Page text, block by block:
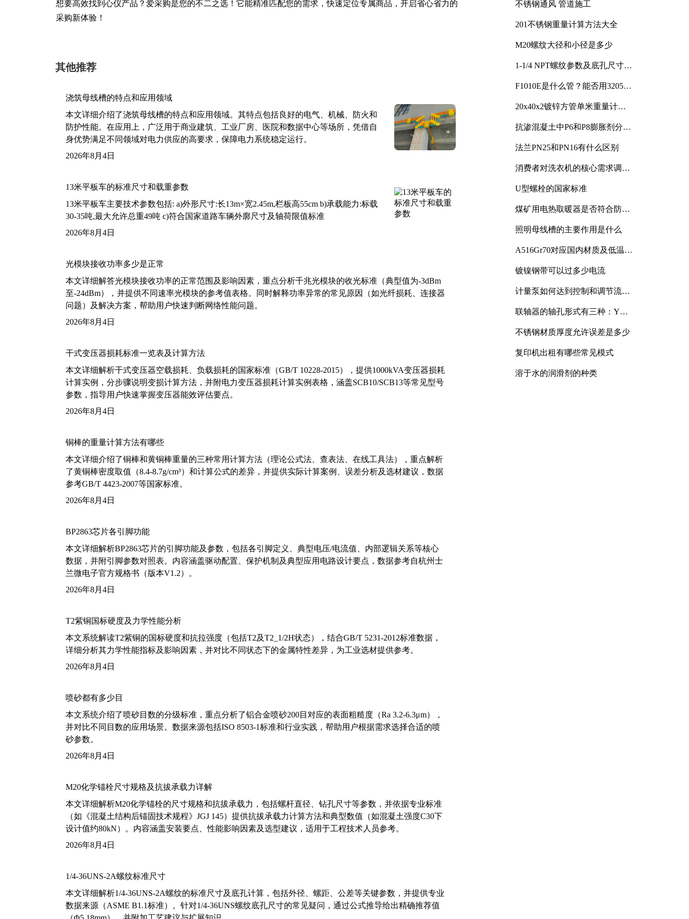
想要高效找到心仪产品？爱采购是您的不二之选！它能精准匹配您的需求，快速定位专属商品，开启省心省力的
采购新体验！
其他推荐
浇筑母线槽的特点和应用领域
本文详细介绍了浇筑母线槽的特点和应用领域。其特点包括良好的电气、机械、防火和
防护性能。在应用上，广泛用于商业建筑、工业厂房、医院和数据中心等场所，凭借自
身优势满足不同领域对电力供应的高要求，保障电力系统稳定运行。
2026年8月4日
13米平板车的标准尺寸和载重参数
13米平板车主要技术参数包括: a)外形尺寸:长13m×宽2.45m,栏板高55cm b)承载能力:标载
30-35吨,最大允许总重49吨 c)符合国家道路车辆外廓尺寸及轴荷限值标准
2026年8月4日
光模块接收功率多少是正常
本文详细解答光模块接收功率的正常范围及影响因素，重点分析千兆光模块的收光标准（典型值为-3dBm
至-24dBm），并提供不同速率光模块的参考值表格。同时解释功率异常的常见原因（如光纤损耗、连接器
问题）及解决方案，帮助用户快速判断网络性能问题。
2026年8月4日
干式变压器损耗标准一览表及计算方法
本文详细解析干式变压器空载损耗、负载损耗的国家标准（GB/T 10228-2015），提供1000kVA变压器损耗
计算实例，分步骤说明变损计算方法，并附电力变压器损耗计算实例表格，涵盖SCB10/SCB13等常见型号
参数，指导用户快速掌握变压器能效评估要点。
2026年8月4日
铜棒的重量计算方法有哪些
本文详细介绍了铜棒和黄铜棒重量的三种常用计算方法（理论公式法、查表法、在线工具法），重点解析
了黄铜棒密度取值（8.4-8.7g/cm³）和计算公式的差异，并提供实际计算案例、误差分析及选材建议，数据
参考GB/T 4423-2007等国家标准。
2026年8月4日
BP2863芯片各引脚功能
本文详细解析BP2863芯片的引脚功能及参数，包括各引脚定义、典型电压/电流值、内部逻辑关系等核心
数据，并附引脚参数对照表。内容涵盖驱动配置、保护机制及典型应用电路设计要点，数据参考自杭州士
兰微电子官方规格书（版本V1.2）。
2026年8月4日
T2紫铜国标硬度及力学性能分析
本文系统解读T2紫铜的国标硬度和抗拉强度（包括T2及T2_1/2H状态），结合GB/T 5231-2012标准数据，
详细分析其力学性能指标及影响因素，并对比不同状态下的金属特性差异，为工业选材提供参考。
2026年8月4日
喷砂都有多少目
本文系统介绍了喷砂目数的分级标准，重点分析了铝合金喷砂200目对应的表面粗糙度（Ra 3.2-6.3μm），
并对比不同目数的应用场景。数据来源包括ISO 8503-1标准和行业实践，帮助用户根据需求选择合适的喷
砂参数。
2026年8月4日
M20化学锚栓尺寸规格及抗拔承载力详解
本文详细解析M20化学锚栓的尺寸规格和抗拔承载力，包括螺杆直径、钻孔尺寸等参数，并依据专业标准
（如《混凝土结构后锚固技术规程》JGJ 145）提供抗拔承载力计算方法和典型数值（如混凝土强度C30下
设计值约80kN）。内容涵盖安装要点、性能影响因素及选型建议，适用于工程技术人员参考。
2026年8月4日
1/4-36UNS-2A螺纹标准尺寸
本文详细解析1/4-36UNS-2A螺纹的标准尺寸及底孔计算，包括外径、螺距、公差等关键参数，并提供专业
数据来源（ASME B1.1标准）。针对1/4-36UNS螺纹底孔尺寸的常见疑问，通过公式推导给出精确推荐值
不锈钢通风 管道施工
201不锈钢重量计算方法大全
M20螺纹大径和小径是多少
1-1/4 NPT螺纹参数及底孔尺寸详
F1010E是什么管？能否用3205或
20x40x2镀锌方管单米重量计算
抗渗混凝土中P6和P8膨胀剂分别
法兰PN25和PN16有什么区别
消费者对洗衣机的核心需求调研
U型螺栓的国家标准
煤矿用电热取暖器是否符合防爆
照明母线槽的主要作用是什么
A516Gr70对应国内材质及低温冲
镀镍钢带可以过多少电流
计量泵如何达到控制和调节流量
联轴器的轴孔形式有三种：Y
不锈钢材质厚度允许误差是多少
复印机出租有哪些常见模式
溶于水的润滑剂的种类